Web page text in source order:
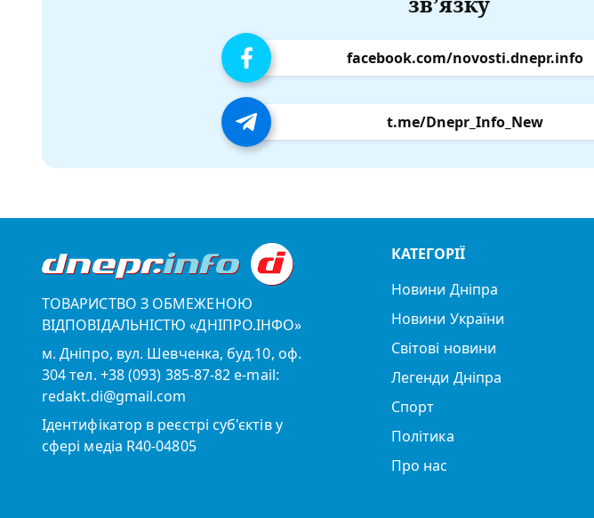
facebook.com/novosti.dnepr.info
t.me/Dnepr_Info_New
ТОВАРИСТВО З ОБМЕЖЕНОЮ
ВІДПОВІДАЛЬНІСТЮ «ДНІПРО.ІНФО»
м. Дніпро, вул. Шевченка, буд.10, оф.
304 тел. +38 (093) 385-87-82 e-mail:
redakt.di@gmail.com
Ідентифікатор в реєстрі суб'єктів у
сфері медіа R40-04805
КАТЕГОРІЇ
Новини Дніпра
Новини України
Світові новини
Легенди Дніпра
Спорт
Політика
Про нас